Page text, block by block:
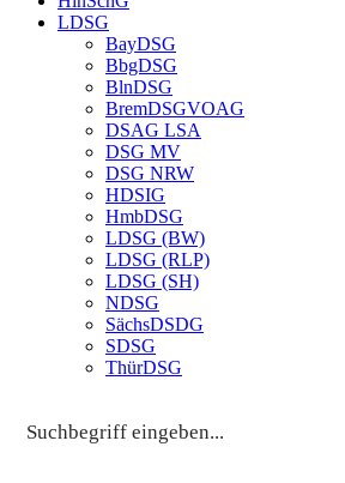
LDSG
BayDSG
BbgDSG
BlnDSG
BremDSGVOAG
DSAG LSA
DSG MV
DSG NRW
HDSIG
HmbDSG
LDSG (BW)
LDSG (RLP)
LDSG (SH)
NDSG
SächsDSDG
SDSG
ThürDSG